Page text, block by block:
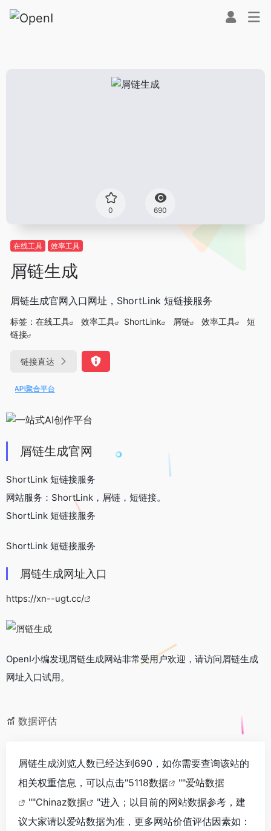
0 690
在线工具 效率工具
屑链生成
屑链生成官网入口网址，ShortLink 短链接服务
标签： 在线工具 效率工具 ShortLink 屑链 效率工具
短
链接
链接直达
API聚合平台
屑链生成官网
ShortLink 短链接服务
网站服务：ShortLink，屑链，短链接。
ShortLink 短链接服务
ShortLink 短链接服务
屑链生成网址入口
https://xn--ugt.cc/
OpenI小编发现屑链生成网站非常受用户欢迎，请访问屑链生成
网址入口试用。
数据评估
屑链生成浏览人数已经达到690，如你需要查询该站的
相关权重信息，可以点击"5118数据 ""爱站数据
""Chinaz数据
"进入；以目前的网站数据参考，建
议大家请以爱站数据为准，更多网站价值评估因素如：